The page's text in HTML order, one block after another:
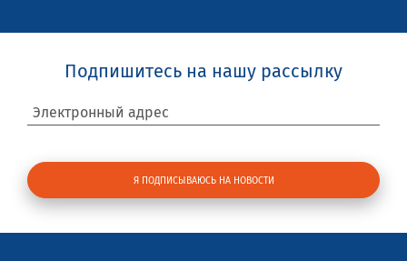
Подпишитесь на нашу рассылку
Электронный адрес